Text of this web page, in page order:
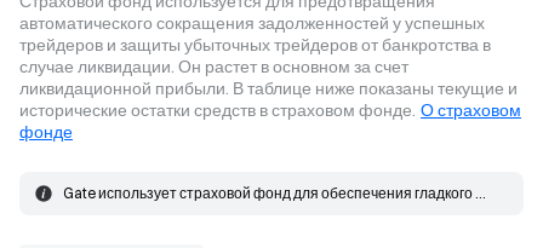
автоматического сокращения задолженностей у успешных
трейдеров и защиты убыточных трейдеров от банкротства в
случае ликвидации. Он растет в основном за счет
ликвидационной прибыли. В таблице ниже показаны текущие и
исторические остатки средств в страховом фонде. О страховом
фонде
Gate использует страховой фонд для обеспечения гладкого